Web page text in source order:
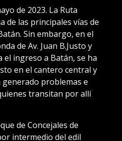
de 2023. La Ruta
de las principales vías de
Sin embargo, en el
de Av. Juan B.Justo y
el ingreso a Batán, se ha
en el cantero central y
generado problemas e
transitan por allí
de Concejales de
intermedio del edil